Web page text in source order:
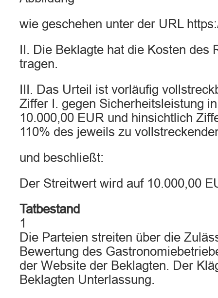
wie geschehen unter der URL
II. Die Beklagte hat die Kosten des
tragen.
III. Das Urteil ist vorläufig
Ziffer I. gegen Sicherheitsleistung
10.000,00 EUR und hinsichtlich
110% des jeweils zu
und beschließt:
Der Streitwert wird auf 10.000,00
Tatbestand
1
Die Parteien streiten über die
Bewertung des
der Website der Beklagten. Der
Beklagten Unterlassung.